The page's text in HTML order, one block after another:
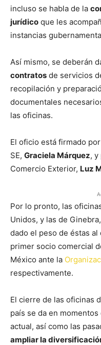
incluso se habla de la
jurídico que les
instancias
Así mismo, se deberán
contratos de servicios
recopilación y
documentales
las oficinas.
El oficio está firmado
SE, Graciela Márquez, y
Comercio Exterior, Luz
Por lo pronto, las
Unidos, y las de
dado el peso de éstas
primer socio comercial
México ante la
respectivamente.
El cierre de las oficinas
país se da en
actual, así como las
ampliar la